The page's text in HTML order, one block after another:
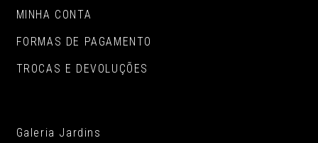
MINHA CONTA
FORMAS DE PAGAMENTO
TROCAS E DEVOLUÇÕES
Galeria Jardins